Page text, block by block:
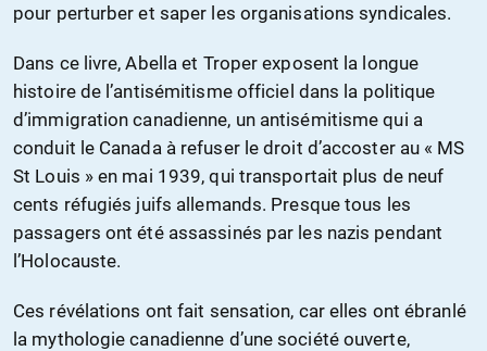
pour perturber et saper les organisations syndicales.
Dans ce livre, Abella et Troper exposent la longue
histoire de l’antisémitisme officiel dans la politique
d’immigration canadienne, un antisémitisme qui a
conduit le Canada à refuser le droit d’accoster au « MS
St Louis » en mai 1939, qui transportait plus de neuf
cents réfugiés juifs allemands. Presque tous les
passagers ont été assassinés par les nazis pendant
l’Holocauste.
Ces révélations ont fait sensation, car elles ont ébranlé
la mythologie canadienne d’une société ouverte,